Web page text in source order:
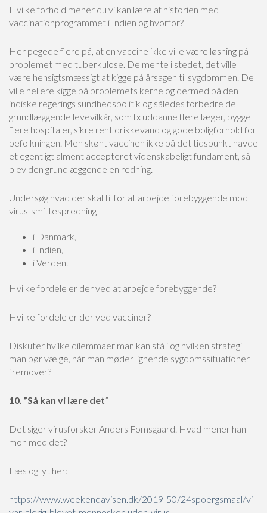
Hvilke forhold mener du vi kan lære af historien med
vaccinationprogrammet i Indien og hvorfor?
Her pegede flere på, at en vaccine ikke ville være løsning på
problemet med tuberkulose. De mente i stedet, det ville
være hensigtsmæssigt at kigge på årsagen til sygdommen. De
ville hellere kigge på problemets kerne og dermed på den
indiske regerings sundhedspolitik og således forbedre de
grundlæggende levevilkår, som fx uddanne flere læger, bygge
flere hospitaler, sikre rent drikkevand og gode boligforhold for
befolkningen. Men skønt vaccinen ikke på det tidspunkt havde
et egentligt alment accepteret videnskabeligt fundament, så
blev den grundlæggende en redning.
Undersøg hvad der skal til for at arbejde forebyggende mod
virus-smittespredning
i Danmark,
i Indien,
i Verden.
Hvilke fordele er der ved at arbejde forebyggende?
Hvilke fordele er der ved vacciner?
Diskuter hvilke dilemmaer man kan stå i og hvilken strategi
man bør vælge, når man møder lignende sygdomssituationer
fremover?
10. ”Så kan vi lære det”
Det siger virusforsker Anders Fomsgaard. Hvad mener han
mon med det?
Læs og lyt her:
https://www.weekendavisen.dk/2019-50/24spoergsmaal/vi-